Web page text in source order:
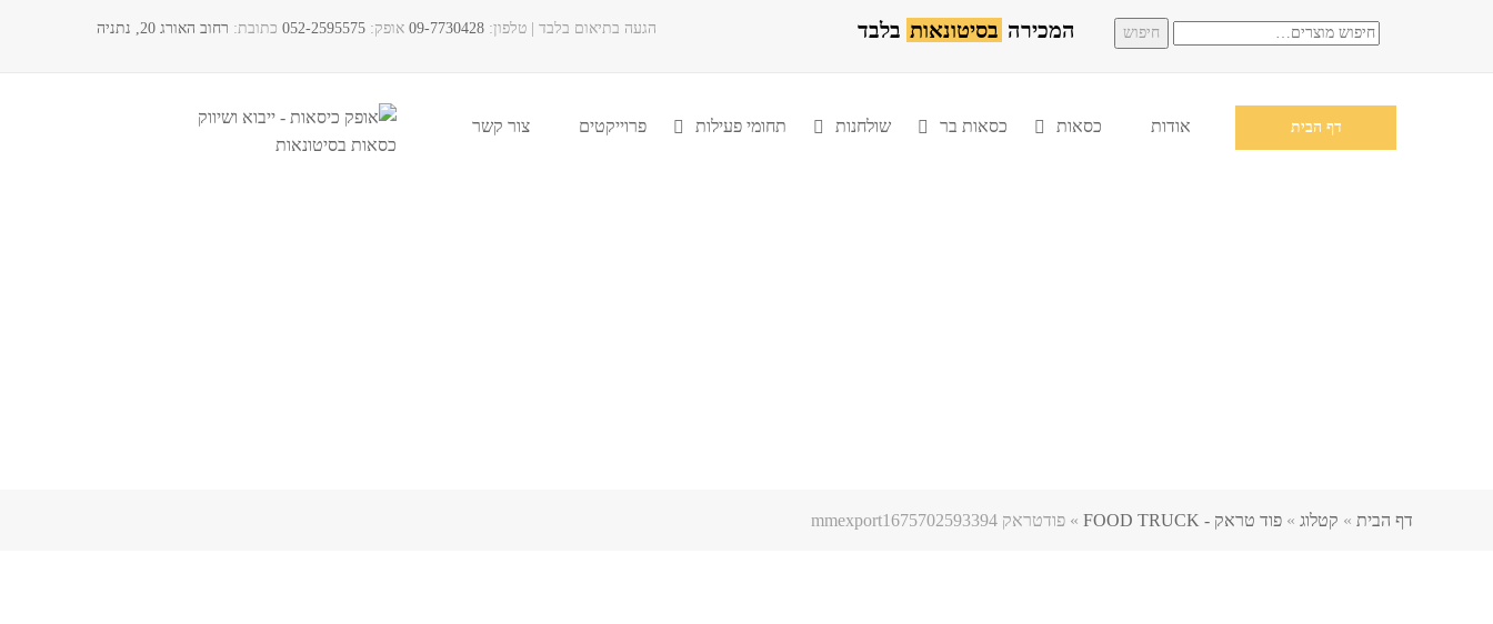
הגעה בתיאום בלבד | טלפון:​ 09-7730428 אופק: 052-2595575 כתובת: רחוב האורג 20, נתניה
חיפוש
חיפוש המכירה בסיטונאות בלבד
אודות כסאות כסאות בר שולחנות תחומי פעילות פרוייקטים צור קשר דף הבית
דף הבית » קטלוג » פוד טראק - FOOD TRUCK » פודטראק mmexport1675702593394